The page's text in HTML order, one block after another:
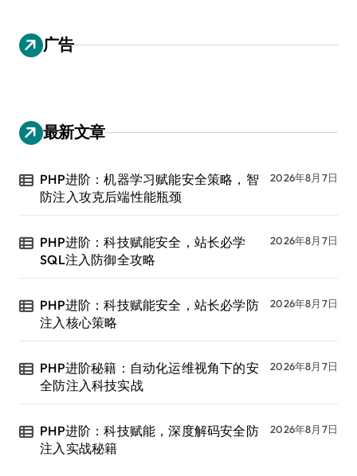
广告
最新文章
PHP进阶：机器学习赋能安全策略，智
防注入攻克后端性能瓶颈
2026年8月7日
PHP进阶：科技赋能安全，站长必学
SQL注入防御全攻略
2026年8月7日
PHP进阶：科技赋能安全，站长必学防
注入核心策略
2026年8月7日
PHP进阶秘籍：自动化运维视角下的安
全防注入科技实战
2026年8月7日
PHP进阶：科技赋能，深度解码安全防
注入实战秘籍
2026年8月7日